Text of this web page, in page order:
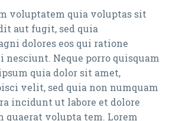
voluptatem quia voluptas sit
aut fugit, sed quia
dolores eos qui ratione
nesciunt. Neque porro quisquam
quia dolor sit amet,
velit, sed quia non numquam
incidunt ut labore et dolore
quaerat volupta tem. Lorem